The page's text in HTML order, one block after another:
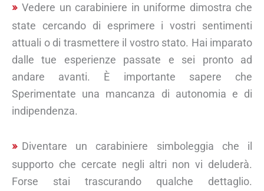
Vedere un carabiniere in uniforme dimostra che
state cercando di esprimere i vostri sentimenti
attuali o di trasmettere il vostro stato. Hai imparato
dalle tue esperienze passate e sei pronto ad
andare avanti. È importante sapere che
Sperimentate una mancanza di autonomia e di
indipendenza.
Diventare un carabiniere simboleggia che il
supporto che cercate negli altri non vi deluderà.
Forse stai trascurando qualche dettaglio.